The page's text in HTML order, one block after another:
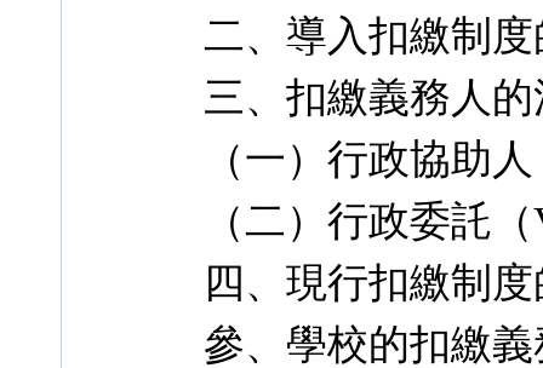
二、導入扣繳制
三、扣繳義務人
（一）行政協助
（二）行政委託
四、現行扣繳制
參、學校的扣繳